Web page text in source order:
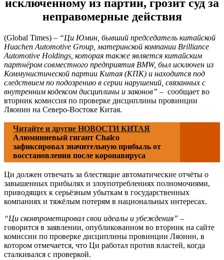
исключенному из партии, грозит суд за
неправомерные действия
(Global Times) – “Ци Юмин, бывший председатель китайской
Huachen Automotive Group, материнской компании Brilliance
Automotive Holdings, которая также является китайским
партнёром совместного предприятия BMW, был исключен из
Коммунистической партии Китая (КПК) и находится под
следствием по подозрению в серии нарушений, связанных с
внутренним кодексом дисциплины и законов” – сообщает во
вторник комиссия по проверке дисциплины провинции
Ляонин на Северо-Востоке Китая.
Читайте и другие НОВОСТИ КИТАЯ
Алюминиевый гигант Chalco
зафиксировал значительную прибыль от
восстановления после коронавируса
Ци должен отвечать за блестящие автоматические отчёты о
завышенных прибылях и злоупотреблениях полномочиями,
приводящих к серьёзным убыткам в государственных
компаниях и тяжёлым потерям в национальных интересах.
“Ци скомпрометировал свои идеалы и убеждения” –
говорится в заявлении, опубликованном во вторник на сайте
комиссии по проверке дисциплины провинции Ляонин, в
котором отмечается, что Ци работал против властей, когда
сталкивался с проверкой.